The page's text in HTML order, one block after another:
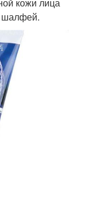
шалфей.